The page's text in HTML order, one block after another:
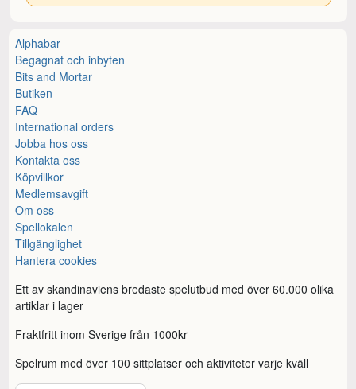
Alphabar
Begagnat och inbyten
Bits and Mortar
Butiken
FAQ
International orders
Jobba hos oss
Kontakta oss
Köpvillkor
Medlemsavgift
Om oss
Spellokalen
Tillgänglighet
Hantera cookies
Ett av skandinaviens bredaste spelutbud med över 60.000 olika
artiklar i lager
Fraktfritt inom Sverige från 1000kr
Spelrum med över 100 sittplatser och aktiviteter varje kväll